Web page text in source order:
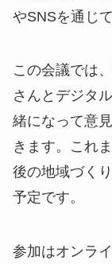
やSNSを通じ
この会議では
さんとデジタ
緒になって意
きます。これ
後の地域づく
予定です。
参加はオンラ